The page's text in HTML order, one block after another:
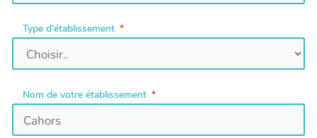
Type d'établissement
Nom de votre établissement